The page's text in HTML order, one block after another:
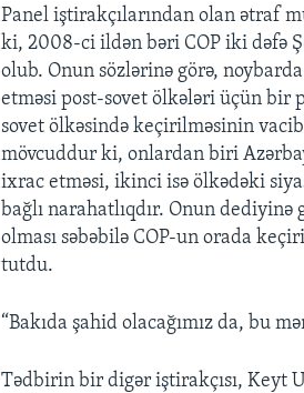
Panel iştirakçılarından olan ətraf
ki, 2008-ci ildən bəri COP iki dəfə
olub. Onun sözlərinə görə,
etməsi post-sovet ölkələri üçün bir
sovet ölkəsində keçirilməsinin
mövcuddur ki, onlardan biri
ixrac etməsi, ikinci isə ölkədəki
bağlı narahatlıqdır. Onun
olması səbəbilə COP-un orada
tutdu.
“Bakıda şahid olacağımız da, bu
Tədbirin bir digər iştirakçısı, Keyt